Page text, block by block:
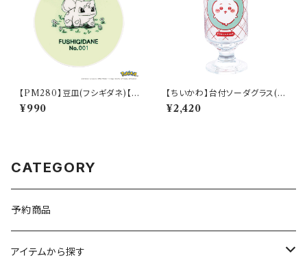
【PM280】豆皿(フシギダネ)【D
aily Sketch】PM281-333
¥990
【ちいかわ】台付ソーダグラス(ち
いかわ)【CKW40】CKW41-81
3
¥2,420
CATEGORY
予約商品
アイテムから探す